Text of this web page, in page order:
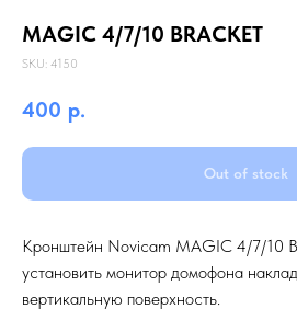
MAGIC 4/7/10 BRACKET
SKU: 4150
400 р.
Out of stock
Кронштейн Novicam MAGIC 4/7/10
установить монитор домофона
вертикальную поверхность.